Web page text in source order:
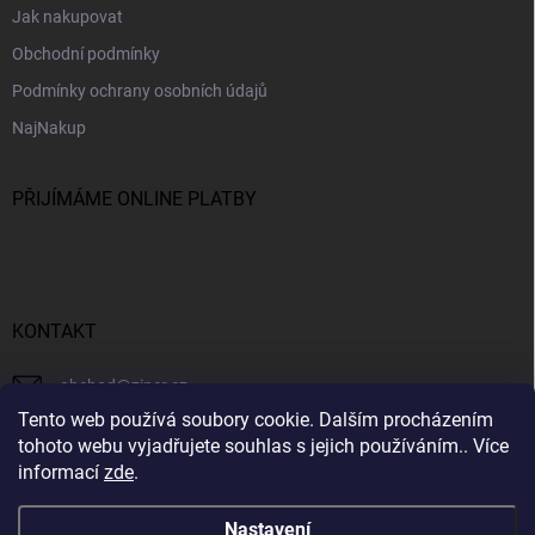
Tento web používá soubory cookie. Dalším procházením
tohoto webu vyjadřujete souhlas s jejich používáním.. Více
informací zde.
Nastavení
Jak nakupovat
Obchodní podmínky
Podmínky ochrany osobních údajů
NajNakup
PŘIJÍMÁME ONLINE PLATBY
KONTAKT
obchod@ziner.cz
728 355 665